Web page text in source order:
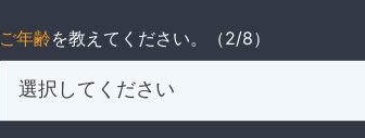
ご年齢を教えてください。（2/8）